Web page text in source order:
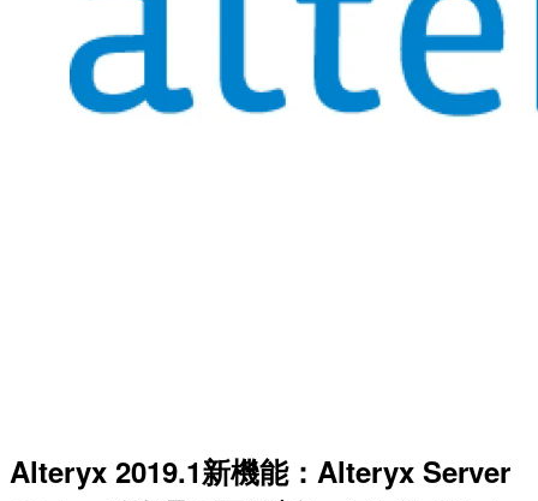
Alteryx 2019.1新機能：Alteryx Server